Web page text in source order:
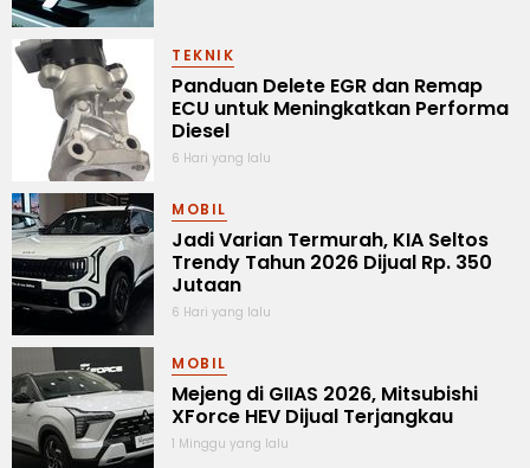
TEKNIK
Panduan Delete EGR dan Remap
ECU untuk Meningkatkan Performa
Diesel
6 Hari yang lalu
MOBIL
Jadi Varian Termurah, KIA Seltos
Trendy Tahun 2026 Dijual Rp. 350
Jutaan
6 Hari yang lalu
MOBIL
Mejeng di GIIAS 2026, Mitsubishi
XForce HEV Dijual Terjangkau
1 Minggu yang lalu